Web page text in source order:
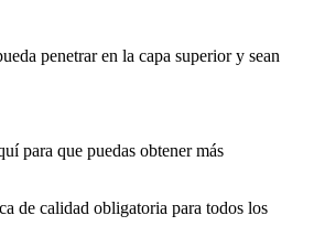
penetrar en la capa superior y sean
para que puedas obtener más
de calidad obligatoria para todos los